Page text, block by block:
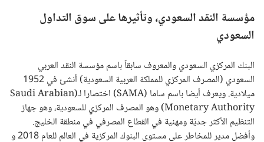
مؤسسة النقد السعودي، وتأثيرها على سوق التداول
السعودي
البنك المركزي السعودي والمعروف سابقاً باسم مؤسسة النقد العربي
السعودي (المصرف المركزي للمملكة العربية السعودية) أنشئ في 1952
ميلادية. ويعرف أيضا باسم ساما (SAMA) اختصارا لـ(Saudi Arabian
Monetary Authority) وهو المصرف المركزي للسعودية، وهو جهاز
التنظيم الأكثر جديّة ومهنية في القطاع المصرفي في منطقة الخليج.
وأفضل مدير للمخاطر على مستوى البنوك المركزية في العالم للعام 2018 و